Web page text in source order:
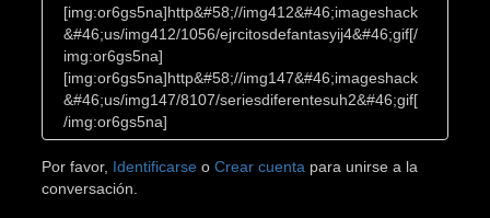
[img:or6gs5na]http&#58;//img412&#46;imageshack
&#46;us/img412/1056/ejrcitosdefantasyij4&#46;gif[/
img:or6gs5na]
[img:or6gs5na]http&#58;//img147&#46;imageshack
&#46;us/img147/8107/seriesdiferentesuh2&#46;gif[
/img:or6gs5na]
Por favor, Identificarse oCrear cuenta para unirse a la
conversación.